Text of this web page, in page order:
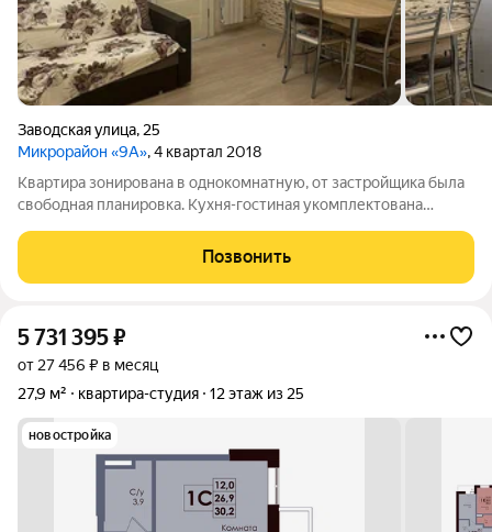
Заводская улица, 25
Микрорайон «9А», 4 квартал 2018
Квартира зонирована в однокомнатную, от застройщика была
свободная планировка. Кухня-гостиная укомплектована
диван. В спальне шкаф, двух-спальная кровать с
ортопедическим матрасом. Прихожая
Позвонить
5 731 395₽
от 27 456 ₽ в месяц
27,9 м²
квартира-студия 12 этаж из 25
новостройка